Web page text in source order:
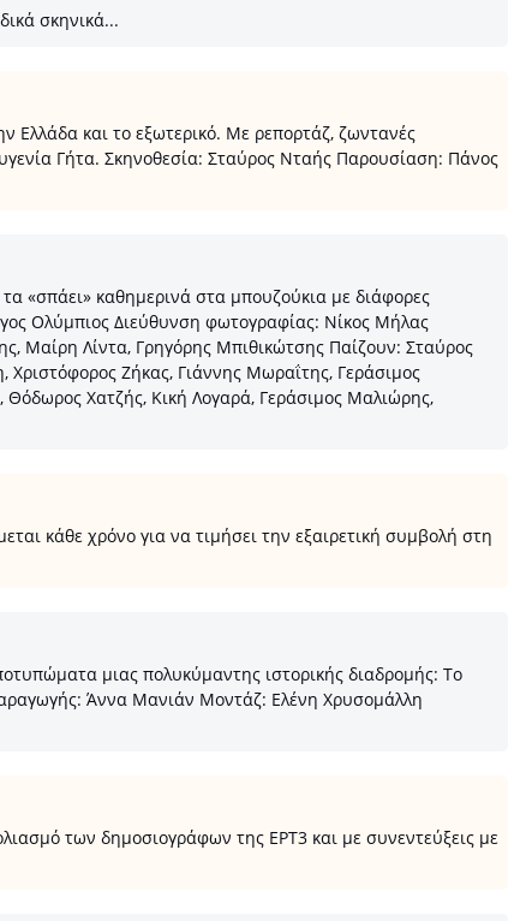
σκηνικά...
Ελλάδα και το εξωτερικό. Με ρεπορτάζ, ζωντανές
Γήτα. Σκηνοθεσία: Σταύρος Νταής Παρουσίαση: Πάνος
«σπάει» καθημερινά στα μπουζούκια με διάφορες
Ολύμπιος Διεύθυνση φωτογραφίας: Νίκος Μήλας
Μαίρη Λίντα, Γρηγόρης Μπιθικώτσης Παίζουν: Σταύρος
Ζήκας, Γιάννης Μωραΐτης, Γεράσιμος
Χατζής, Κική Λογαρά, Γεράσιμος Μαλιώρης,
κάθε χρόνο για να τιμήσει την εξαιρετική συμβολή στη
μιας πολυκύμαντης ιστορικής διαδρομής: Το
Άννα Μανιάν Μοντάζ: Ελένη Χρυσομάλλη
των δημοσιογράφων της ΕΡΤ3 και με συνεντεύξεις με